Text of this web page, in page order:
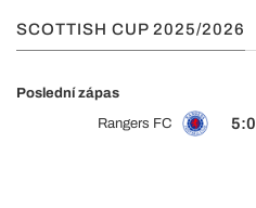
SCOTTISH CUP 2025/2026
Poslední zápas
Rangers FC
5:0